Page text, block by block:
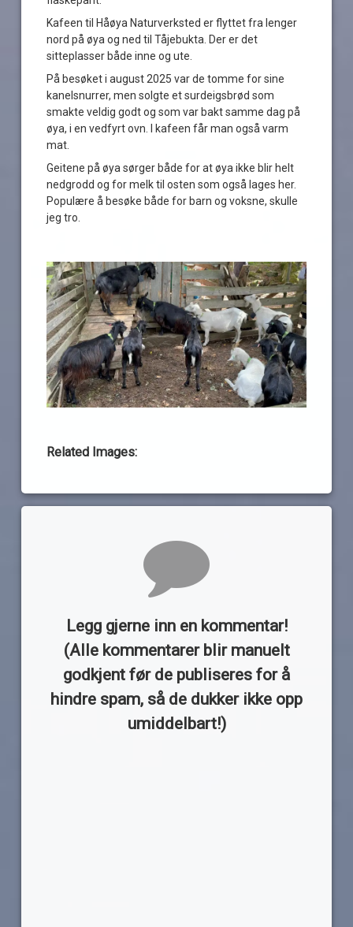
Kafeen til Håøya Naturverksted er flyttet fra lenger
nord på øya og ned til Tåjebukta. Der er det
sitteplasser både inne og ute.
På besøket i august 2025 var de tomme for sine
kanelsnurrer, men solgte et surdeigsbrød som
smakte veldig godt og som var bakt samme dag på
øya, i en vedfyrt ovn. I kafeen får man også varm
mat.
Geitene på øya sørger både for at øya ikke blir helt
nedgrodd og for melk til osten som også lages her.
Populære å besøke både for barn og voksne, skulle
jeg tro.
Related Images:
Legg gjerne inn en kommentar!
(Alle kommentarer blir manuelt
godkjent før de publiseres for å
hindre spam, så de dukker ikke opp
umiddelbart!)